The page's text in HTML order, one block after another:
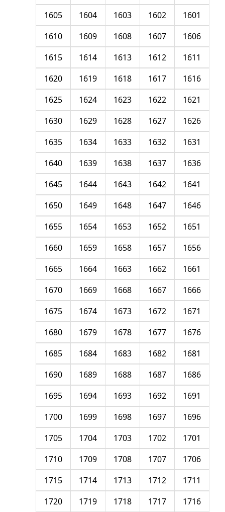
1601
1602
1603
1604
1605
1606
1607
1608
1609
1610
1611
1612
1613
1614
1615
1616
1617
1618
1619
1620
1621
1622
1623
1624
1625
1626
1627
1628
1629
1630
1631
1632
1633
1634
1635
1636
1637
1638
1639
1640
1641
1642
1643
1644
1645
1646
1647
1648
1649
1650
1651
1652
1653
1654
1655
1656
1657
1658
1659
1660
1661
1662
1663
1664
1665
1666
1667
1668
1669
1670
1671
1672
1673
1674
1675
1676
1677
1678
1679
1680
1681
1682
1683
1684
1685
1686
1687
1688
1689
1690
1691
1692
1693
1694
1695
1696
1697
1698
1699
1700
1701
1702
1703
1704
1705
1706
1707
1708
1709
1710
1711
1712
1713
1714
1715
1716
1717
1718
1719
1720